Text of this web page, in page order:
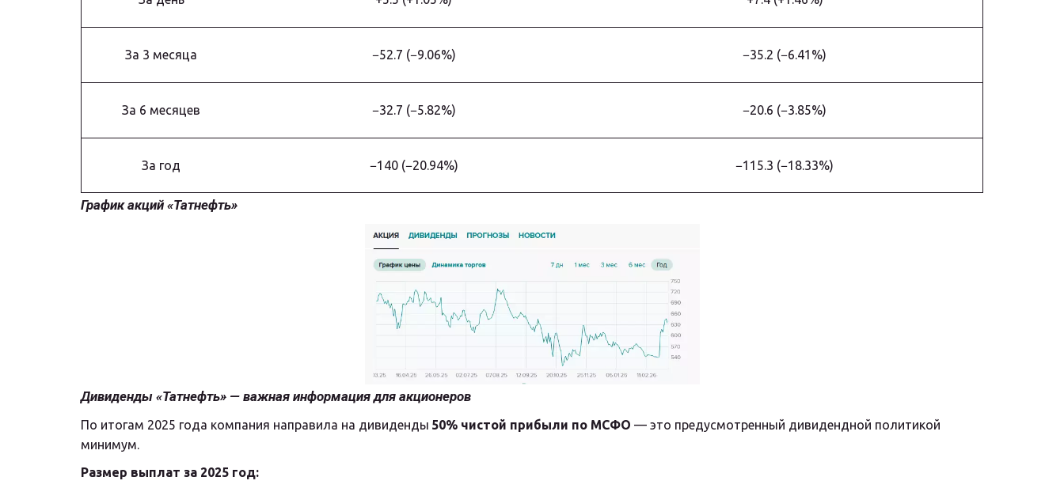
За 3 месяца −52.7 (−9.06%) −35.2 (−6.41%)
За 6 месяцев −32.7 (−5.82%) −20.6 (−3.85%)
За год −140 (−20.94%) −115.3 (−18.33%)
График акций «Татнефть»
Дивиденды «Татнефть» — важная информация для акционеров
По итогам 2025 года компания направила на дивиденды 50% чистой прибыли по МСФО — это предусмотренный дивидендной политикой
минимум.
Размер выплат за 2025 год: